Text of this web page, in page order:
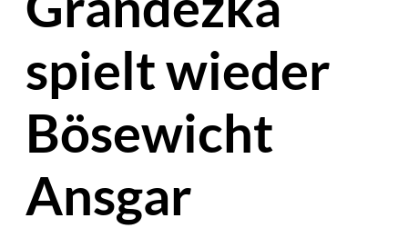
spielt wieder
Bösewicht
Ansgar